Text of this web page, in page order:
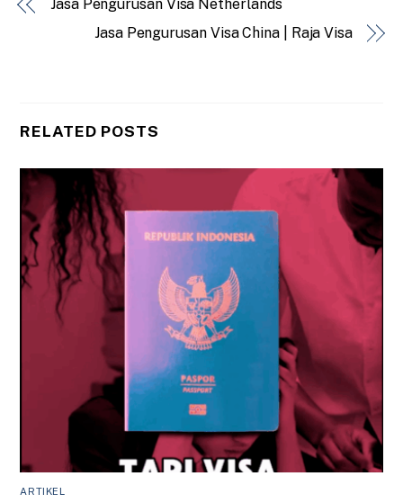
Jasa Pengurusan Visa Netherlands
Jasa Pengurusan Visa China | Raja Visa
RELATED POSTS
ARTIKEL